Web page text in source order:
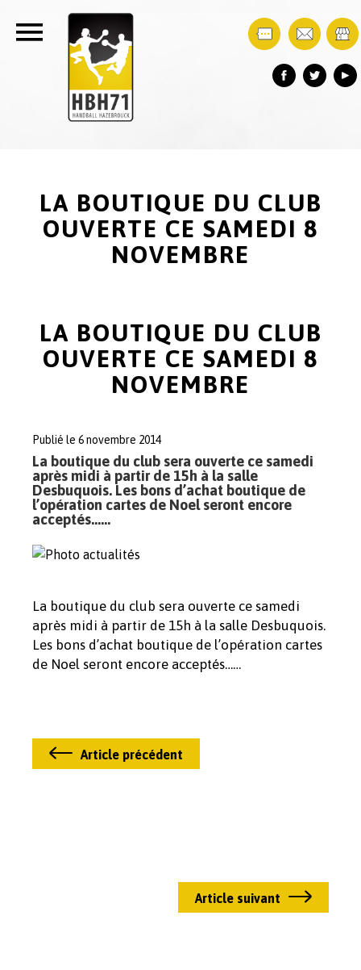
LA BOUTIQUE DU CLUB
OUVERTE CE SAMEDI 8
NOVEMBRE
LA BOUTIQUE DU CLUB
OUVERTE CE SAMEDI 8
NOVEMBRE
Publié le 6 novembre 2014
La boutique du club sera ouverte ce samedi
après midi à partir de 15h à la salle
Desbuquois. Les bons d’achat boutique de
l’opération cartes de Noel seront encore
acceptés……
La boutique du club sera ouverte ce samedi
après midi à partir de 15h à la salle Desbuquois.
Les bons d’achat boutique de l’opération cartes
de Noel seront encore acceptés……
Article précédent
Article suivant